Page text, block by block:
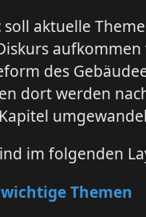
soll aktuelle
des
dort werden
im folgenden
Themen